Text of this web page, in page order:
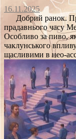
16.11.2025
Добрий ранок.
прадавнього часу
Особливо за пиво,
чаклунського
щасливими в нео-